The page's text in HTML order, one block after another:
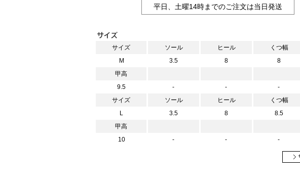
平日、土曜14時までのご注文は当日発送
サイズ ソール ヒール くつ幅
M
3.5 8 8
甲高
9.5
- - -
サイズ
ソール ヒール くつ幅
L
3.5 8 8.5
甲高
10
- - -